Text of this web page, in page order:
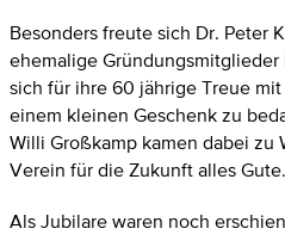
Besonders freute sich Dr. Peter
ehemalige
sich für ihre 60 jährige Treue
einem kleinen Geschenk zu
Willi Großkamp kamen dabei zu
Verein für die Zukunft alles Gute.
Als Jubilare waren noch